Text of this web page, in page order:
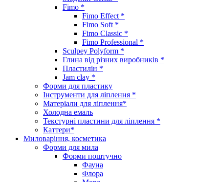
Fimo *
Fimo Effect *
Fimo Soft *
Fimo Classic *
Fimo Professional *
Sculpey Polyform *
Глина від різних виробників *
Пластилін *
Jam clay *
Форми для пластику
Інструменти для ліплення *
Матеріали для ліплення*
Холодна емаль
Текстурні пластини для ліплення *
Каттери*
Миловаріння, косметика
Форми для мила
Форми поштучно
Фауна
Флора